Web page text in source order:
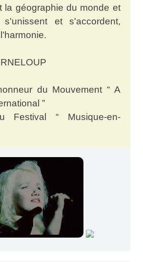
la géographie du monde et
et s'accordent,
du Mouvement “ A
”
Festival “ Musique-en-